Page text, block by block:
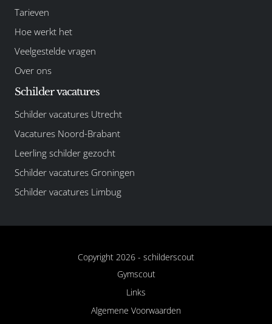
Tarieven
Hoe werkt het
Veelgestelde vragen
Over ons
Schilder vacatures
Schilder vacatures Utrecht
Vacatures Noord-Brabant
Leerling schilder gezocht
Schilder vacatures Groningen
Schilder vacatures Limbug
Copyright 2026 - schilderscout
Gymscout
Links
Algemene Voorwaarden